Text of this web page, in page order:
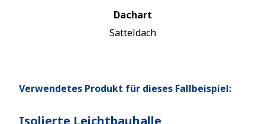
Dachart
Satteldach
Verwendetes Produkt für dieses Fallbeispiel:
Isolierte Leichtbauhalle